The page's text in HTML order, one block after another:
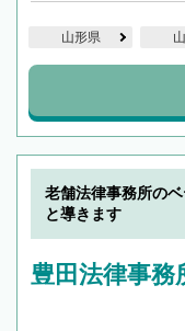
山形県
老舗法律事務所の
と導きます
豊田法律事務